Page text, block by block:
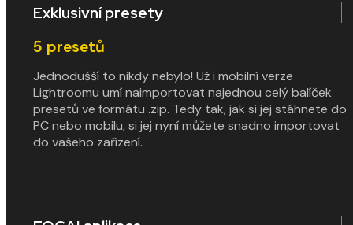
Exklusivní presety
5 presetů
Jednodušší to nikdy nebylo! Už i mobilní verze
Lightroomu umí naimportovat najednou celý balíček
presetů ve formátu .zip. Tedy tak, jak si jej stáhnete do
PC nebo mobilu, si jej nyní můžete snadno importovat
do vašeho zařízení.